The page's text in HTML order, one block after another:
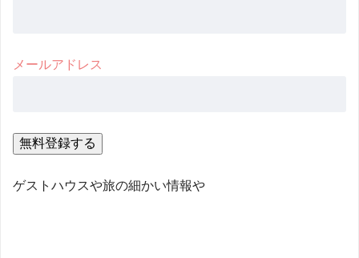
メールアドレス
ゲストハウスや旅の細かい情報や